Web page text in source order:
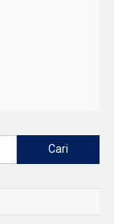
untuk: